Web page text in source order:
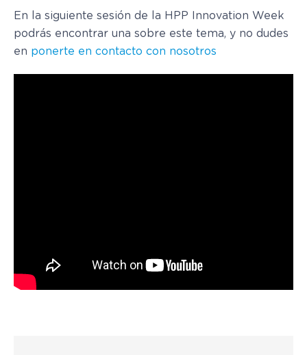
En la siguiente sesión de la HPP Innovation Week
podrás encontrar una sobre este tema, y no dudes
en ponerte en contacto con nosotros